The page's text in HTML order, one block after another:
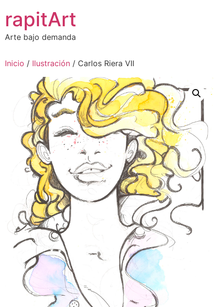
contenido
rapitArt
Arte bajo demanda
Inicio / Ilustración / Carlos Riera VII